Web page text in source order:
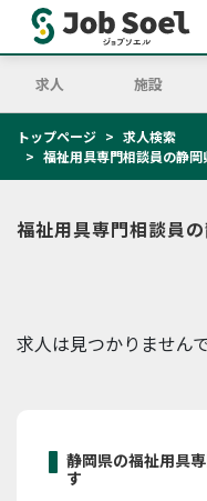
求人 施設
トップページ
求人検索
福祉用具専門相談員の静
福祉用具専門相談員
求人は見つかりません
静岡県の福祉用具
す